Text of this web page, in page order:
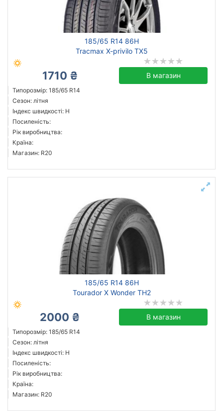
185/65 R14 86H
Tracmax X-privilo TX5
1710 ₴ В магазин
Типорозмір: 185/65 R14
Сезон: літня
Індекс швидкості: H
Посиленість:
Рік виробництва:
Країна:
Магазин: R20
185/65 R14 86H
Tourador X Wonder TH2
2000 ₴ В магазин
Типорозмір: 185/65 R14
Сезон: літня
Індекс швидкості: H
Посиленість:
Рік виробництва:
Країна:
Магазин: R20